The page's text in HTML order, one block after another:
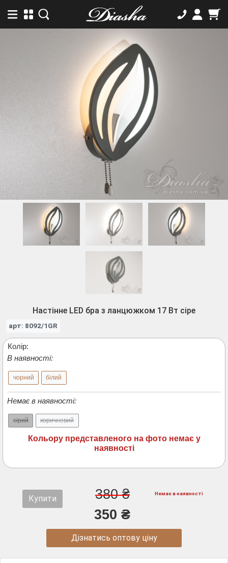
Настінне LED бра з ланцюжком 17 Вт сіре
арт: 8092/1GR
Колір:
В наявності:
чорний білий
Немає в наявності:
сірий коричневий
Кольору представленого на фото немає у
наявності
Купити
380 ₴
350 ₴
Немає в наявності
Дізнатись оптову ціну